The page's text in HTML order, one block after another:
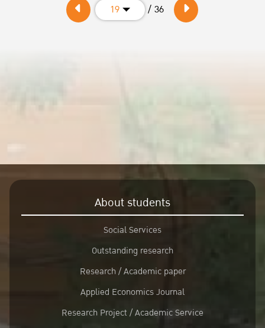
19 / 36
About students
Social Services
Outstanding research
Research / Academic paper
Applied Economics Journal
Research Project / Academic Service